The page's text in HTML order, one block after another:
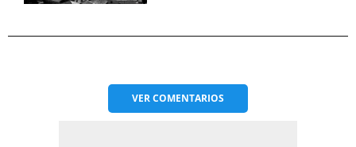
VERCOMENTARIOS